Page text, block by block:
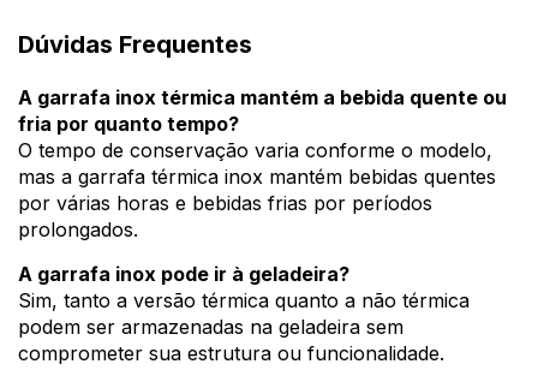
Dúvidas Frequentes
A garrafa inox térmica mantém a bebida quente ou
fria por quanto tempo?
O tempo de conservação varia conforme o modelo,
mas a garrafa térmica inox mantém bebidas quentes
por várias horas e bebidas frias por períodos
prolongados.
A garrafa inox pode ir à geladeira?
Sim, tanto a versão térmica quanto a não térmica
podem ser armazenadas na geladeira sem
comprometer sua estrutura ou funcionalidade.